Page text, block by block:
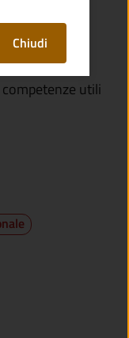
distanza
utili
Chiudi